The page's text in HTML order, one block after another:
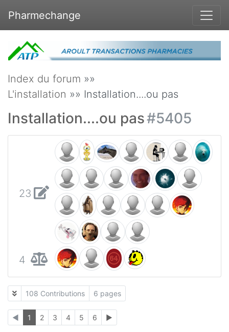
Pharmechange
Index du forum »»
L'installation »» Installation....ou pas
Installation....ou pas#5405
23
4
108 Contributions 6 pages
◄ 1 2 3 4 5 6 ►